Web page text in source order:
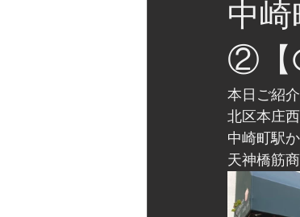
中
②【
本日ご紹
北区本庄
中崎町駅
天神橋筋